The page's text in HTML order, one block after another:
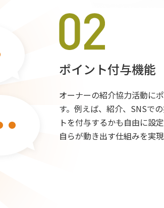
ポイント付与機能
オーナーの紹介協力活動に
す。例えば、紹介、SNSで
トを付与するかも自由に設
自らが動き出す仕組みを実現